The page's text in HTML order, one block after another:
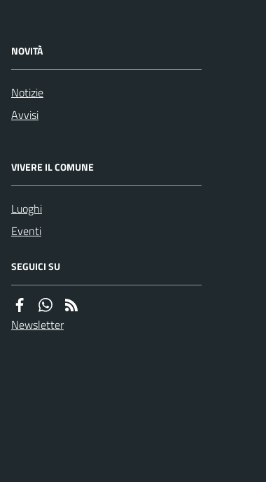
NOVITÀ
Notizie
Avvisi
VIVERE IL COMUNE
Luoghi
Eventi
SEGUICI SU
Newsletter